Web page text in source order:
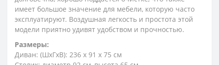
имеет большое значение для мебели, которую часто
эксплуатируют. Воздушная легкость и простота этой
модели приятно удивят удобством и прочностью.
Размеры:
Диван: (ШхГхВ): 236 х 91 х 75 см